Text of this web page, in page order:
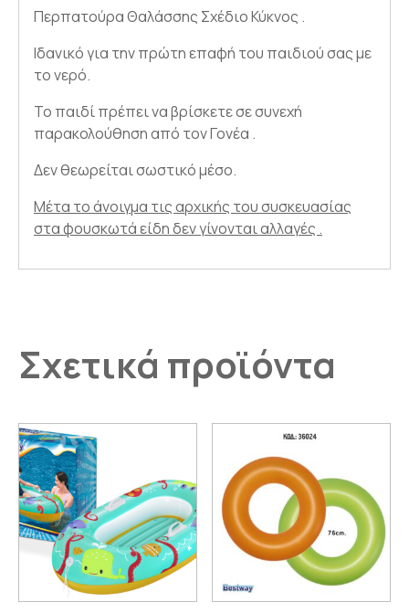
Περπατούρα Θαλάσσης Σχέδιο Κύκνος .
Ιδανικό για την πρώτη επαφή του παιδιού σας με
το νερό.
Το παιδί πρέπει να βρίσκετε σε συνεχή
παρακολούθηση από τον Γονέα .
Δεν θεωρείται σωστικό μέσο.
Μέτα το άνοιγμα τις αρχικής του συσκευασίας
στα φουσκωτά είδη δεν γίνονται αλλαγές .
Σχετικά προϊόντα